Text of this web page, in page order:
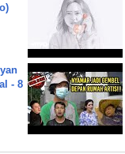
- 8